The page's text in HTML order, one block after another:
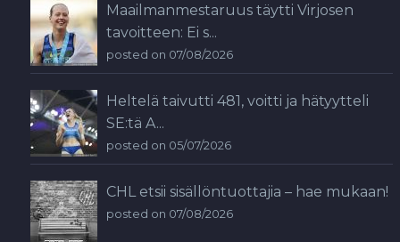
Maailmanmestaruus täytti Virjosen
tavoitteen: Ei s...
posted on 07/08/2026
Heltelä taivutti 481, voitti ja hätyytteli
SE:tä A...
posted on 05/07/2026
CHL etsii sisällöntuottajia – hae mukaan!
posted on 07/08/2026